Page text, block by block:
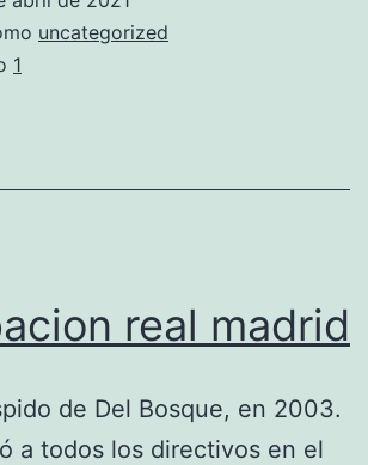
uncategorized
1
real madrid
de Del Bosque, en 2003.
a todos los directivos en el